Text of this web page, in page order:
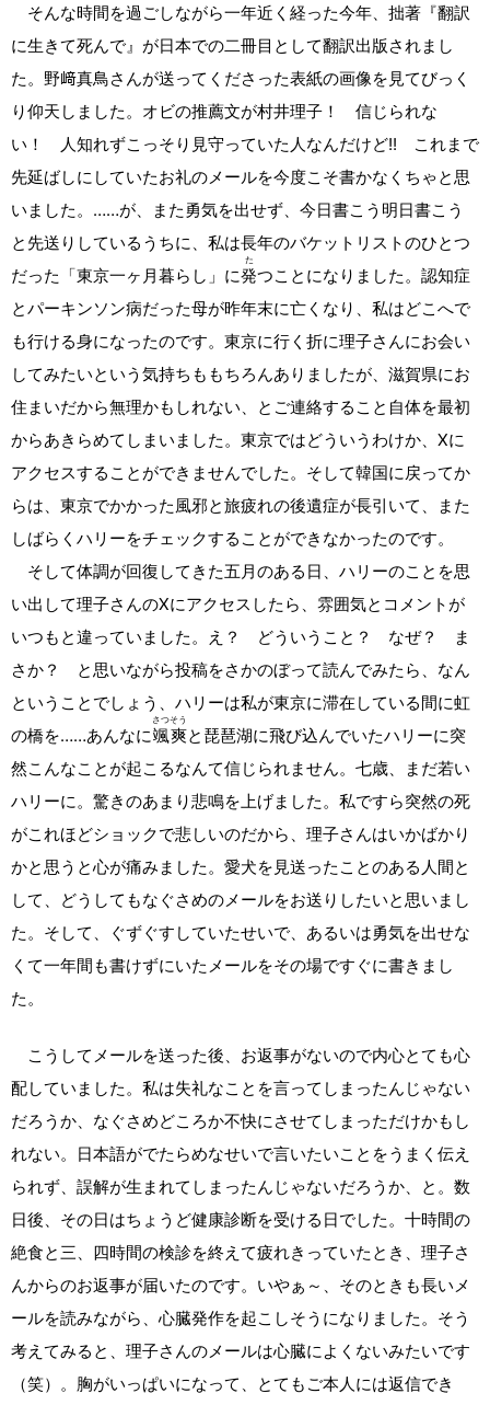
そんな時間を過ごしながら一年近く経った今年、拙著『翻訳
に生きて死んで』が日本での二冊目として翻訳出版されまし
た。野﨑真鳥さんが送ってくださった表紙の画像を見てびっく
り仰天しました。オビの推薦文が村井理子！ 信じられな
い！ 人知れずこっそり見守っていた人なんだけど!! これまで
先延ばしにしていたお礼のメールを今度こそ書かなくちゃと思
いました。……が、また勇気を出せず、今日書こう明日書こう
と先送りしているうちに、私は長年のバケットリストのひとつ
だった「東京一ヶ月暮らし」に発
た
つことになりました。認知症
とパーキンソン病だった母が昨年末に亡くなり、私はどこへで
も行ける身になったのです。東京に行く折に理子さんにお会い
してみたいという気持ちももちろんありましたが、滋賀県にお
住まいだから無理かもしれない、とご連絡すること自体を最初
からあきらめてしまいました。東京ではどういうわけか、Xに
アクセスすることができませんでした。そして韓国に戻ってか
らは、東京でかかった風邪と旅疲れの後遺症が長引いて、また
しばらくハリーをチェックすることができなかったのです。
そして体調が回復してきた五月のある日、ハリーのことを思
い出して理子さんのXにアクセスしたら、雰囲気とコメントが
いつもと違っていました。え？ どういうこと？ なぜ？ ま
さか？ と思いながら投稿をさかのぼって読んでみたら、なん
ということでしょう、ハリーは私が東京に滞在している間に虹
の橋を……あんなに颯
さつ
爽
そう
と琵琶湖に飛び込んでいたハリーに突
然こんなことが起こるなんて信じられません。七歳、まだ若い
ハリーに。驚きのあまり悲鳴を上げました。私ですら突然の死
がこれほどショックで悲しいのだから、理子さんはいかばかり
かと思うと心が痛みました。愛犬を見送ったことのある人間と
して、どうしてもなぐさめのメールをお送りしたいと思いまし
た。そして、ぐずぐすしていたせいで、あるいは勇気を出せな
くて一年間も書けずにいたメールをその場ですぐに書きまし
た。
こうしてメールを送った後、お返事がないので内心とても心
配していました。私は失礼なことを言ってしまったんじゃない
だろうか、なぐさめどころか不快にさせてしまっただけかもし
れない。日本語がでたらめなせいで言いたいことをうまく伝え
られず、誤解が生まれてしまったんじゃないだろうか、と。数
日後、その日はちょうど健康診断を受ける日でした。十時間の
絶食と三、四時間の検診を終えて疲れきっていたとき、理子さ
んからのお返事が届いたのです。いやぁ～、そのときも長いメ
ールを読みながら、心臓発作を起こしそうになりました。そう
考えてみると、理子さんのメールは心臓によくないみたいです
（笑）。胸がいっぱいになって、とてもご本人には返信でき